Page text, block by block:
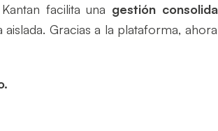
facilita una gestión
Gracias a la plataforma,